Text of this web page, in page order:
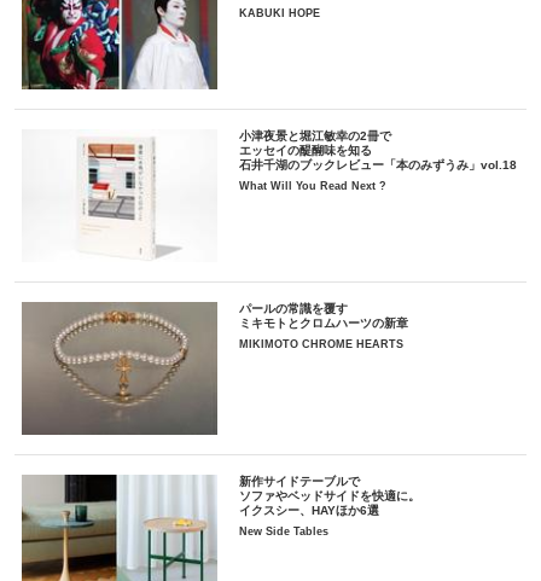
KABUKI HOPE
小津夜景と堀江敏幸の2冊で
エッセイの醍醐味を知る
石井千湖のブックレビュー「本のみずうみ」vol.18
What Will You Read Next ?
パールの常識を覆す
ミキモトとクロムハーツの新章
MIKIMOTO CHROME HEARTS
新作サイドテーブルで
ソファやベッドサイドを快適に。
イクスシー、HAYほか6選
New Side Tables